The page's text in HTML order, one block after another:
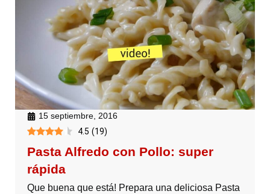
15 septiembre, 2016
4.5 (19)
Pasta Alfredo con Pollo: super
rápida
Que buena que está! Prepara una deliciosa Pasta